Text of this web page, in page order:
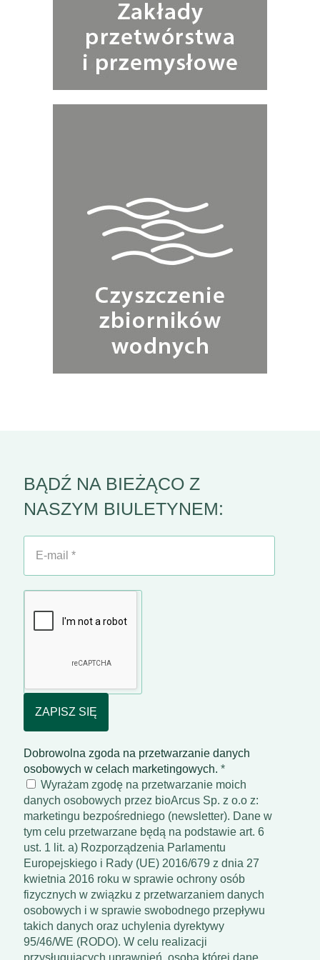
BĄDŹ NA BIEŻĄCO Z
NASZYM BIULETYNEM:
E-
mail
Dobrowolna zgoda na przetwarzanie danych
osobowych w celach marketingowych. *
danych osobowych przez bioArcus Sp. z o.o z:
marketingu bezpośredniego (newsletter). Dane w
tym celu przetwarzane będą na podstawie art. 6
ust. 1 lit. a) Rozporządzenia Parlamentu
Europejskiego i Rady (UE) 2016/679 z dnia 27
kwietnia 2016 roku w sprawie ochrony osób
fizycznych w związku z przetwarzaniem danych
osobowych i w sprawie swobodnego przepływu
takich danych oraz uchylenia dyrektywy
95/46/WE (RODO). W celu realizacji
przysługujących uprawnień, osoba której dane